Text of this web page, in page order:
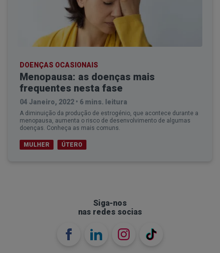
DOENÇAS OCASIONAIS
Menopausa: as doenças mais
frequentes nesta fase
04 Janeiro, 2022 • 6 mins. leitura
A diminuição da produção de estrogénio, que acontece durante a
menopausa, aumenta o risco de desenvolvimento de algumas
doenças. Conheça as mais comuns.
MULHER ÚTERO
Siga-nos
nas redes socias